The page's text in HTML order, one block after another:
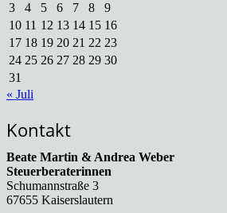
3
4 5 6 7 8
9
10 11 12 13 14 15 16
17 18 19 20 21 22 23
24 25 26 27 28 29 30
31
« Juli
Kontakt
Beate Martin & Andrea Weber
Steuerberaterinnen
Schumannstraße 3
67655 Kaiserslautern